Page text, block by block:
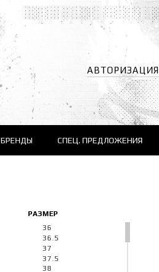
АВТОРИЗАЦИЯ
БРЕНДЫ СПЕЦ. ПРЕДЛОЖЕНИЯ
РАЗМЕР
36
36.5
37
37.5
38